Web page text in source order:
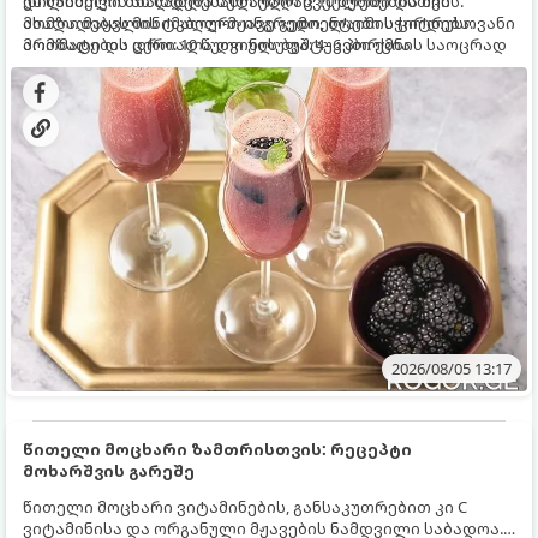
ახალი მაყვლის ტკბილ-მჟავე გემო, ლაიმის ციტრუსოვანი
არომატი და ცქრიალა ღვინის ბუშტუკები ქმნის საოცრად
დახვეწილ და მაგრილებელ კოქტეილს.
მომზადებას მინიმალური ინგრედიენტები სჭირდება.
მომზადების დრო: 10 წუთი ულუფა: 4–6 პორცია
2026/08/05 13:17
წითელი მოცხარი ზამთრისთვის: რეცეპტი
მოხარშვის გარეშე
წითელი მოცხარი ვიტამინების, განსაკუთრებით კი C
ვიტამინისა და ორგანული მჟავების ნამდვილი საბადოა.